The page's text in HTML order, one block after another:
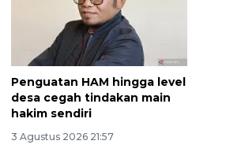
Penguatan HAM hingga level
desa cegah tindakan main
hakim sendiri
3 Agustus 2026 21:57